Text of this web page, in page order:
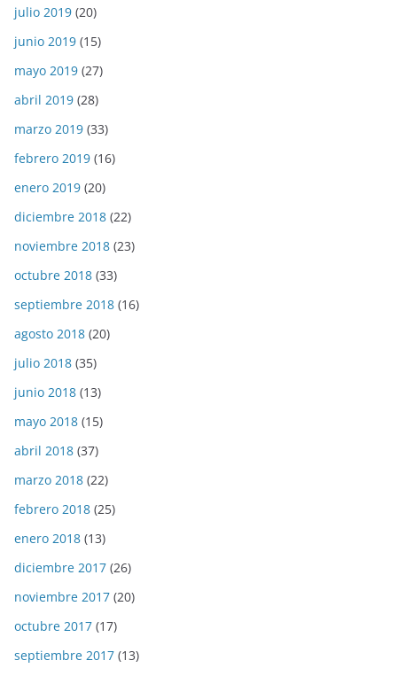
julio 2019 (20)
junio 2019 (15)
mayo 2019 (27)
abril 2019 (28)
marzo 2019 (33)
febrero 2019 (16)
enero 2019 (20)
diciembre 2018 (22)
noviembre 2018 (23)
octubre 2018 (33)
septiembre 2018 (16)
agosto 2018 (20)
julio 2018 (35)
junio 2018 (13)
mayo 2018 (15)
abril 2018 (37)
marzo 2018 (22)
febrero 2018 (25)
enero 2018 (13)
diciembre 2017 (26)
noviembre 2017 (20)
octubre 2017 (17)
septiembre 2017 (13)